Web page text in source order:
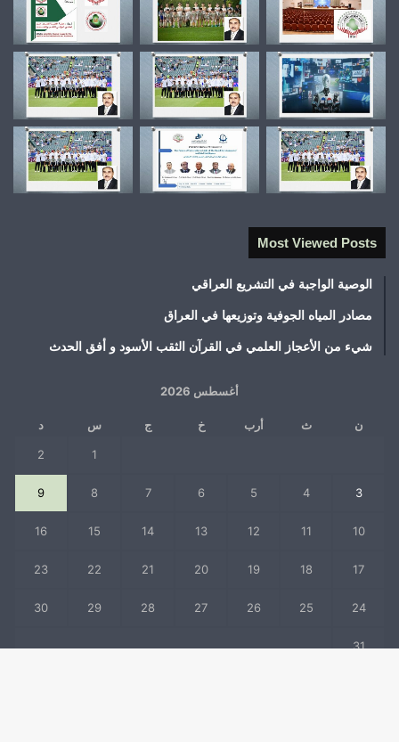
Most Viewed Posts
الوصية الواجبة في التشريع العراقي
مصادر المياه الجوفية وتوزيعها في العراق
شيء من الأعجاز العلمي في القرآن الثقب الأسود و أفق الحدث
أغسطس 2026
ن ث أرب خ ج س د
1
2
3
4
5
6
7
8
9
10
11
12
13
14
15
16
17
18
19
20
21
22
23
24
25
26
27
28
29
30
31